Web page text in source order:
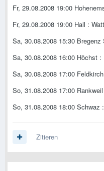
Fr, 29.08.2008 19:00
Fr, 29.08.2008 19:00 Hall :
Sa, 30.08.2008 15:30
Sa, 30.08.2008 16:00 Höchst :
Sa, 30.08.2008 17:00
So, 31.08.2008 17:00
So, 31.08.2008 18:00 Schwaz
Zitieren